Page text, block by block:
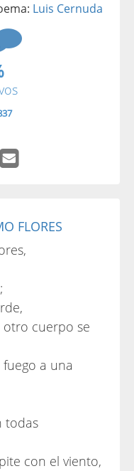
Luis Cernuda
FLORES
cuerpo se
a una
todas
con el viento,